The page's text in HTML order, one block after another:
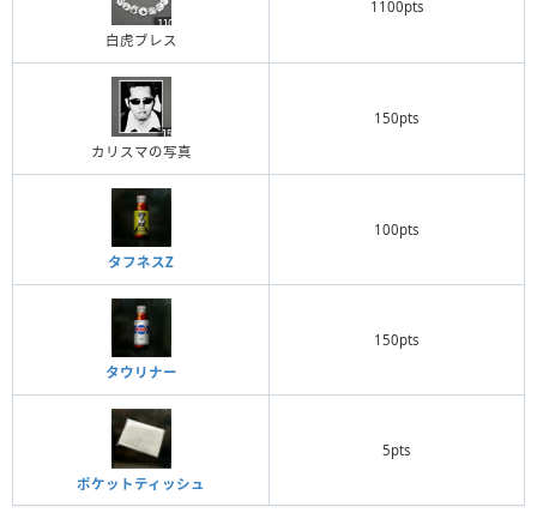
白虎ブレス
1100pts
カリスマの写真
150pts
タフネスZ
100pts
タウリナー
150pts
ポケットティッシュ
5pts